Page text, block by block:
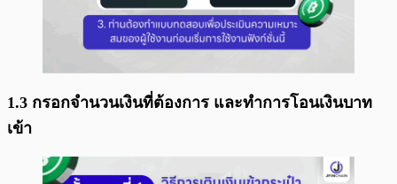
1.3 กรอกจำนวนเงินที่ต้องการ และทำการโอนเงินบาท
เข้า